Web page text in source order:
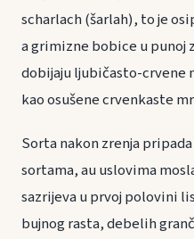
scharlach (šarlah), to je
a grimizne bobice u punoj
dobijaju ljubičasto-crvene
kao osušene crvenkaste
Sorta nakon zrenja
sortama, au uslovima
sazrijeva u prvoj polovini
bujnog rasta, debelih